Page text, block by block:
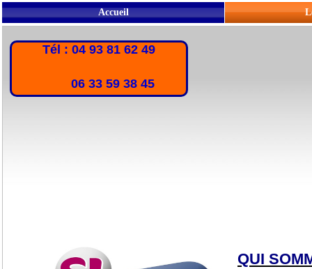
Accueil
Tél : 04 93 81 62 49
06 33 59 38 45
QUI